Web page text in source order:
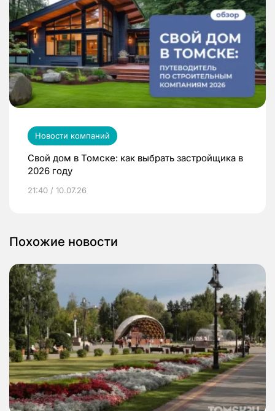
Новости компаний
Свой дом в Томске: как выбрать застройщика в
2026 году
21:40 / 10.07.26
Похожие новости